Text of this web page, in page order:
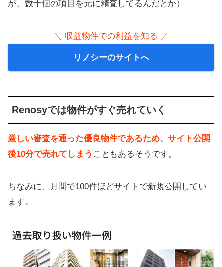
が、数十個の項目を元に精査してるんだとか）
＼ 収益物件での利益を知る ／
リノシーのサイトへ
Renosyでは物件がすぐ売れていく
厳しい審査を通った優良物件であるため、サイト公開
後10分で売れてしまう こともあるそうです。
ちなみに、月間で100件ほどサイトで新規公開してい
ます。